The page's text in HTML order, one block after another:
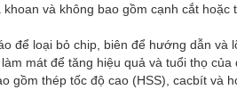
và không bao gồm cạnh cắt hoặc
để loại bỏ chip, biên để hướng dẫn và
mát để tăng hiệu quả và tuổi thọ của
gồm thép tốc độ cao (HSS), cacbít và